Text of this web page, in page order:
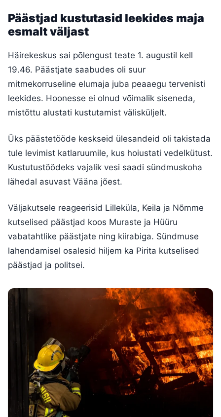
Päästjad kustutasid leekides maja
esmalt väljast
Häirekeskus sai põlengust teate 1. augustil kell
19.46. Päästjate saabudes oli suur
mitmekorruseline elumaja juba peaaegu tervenisti
leekides. Hoonesse ei olnud võimalik siseneda,
mistõttu alustati kustutamist välisküljelt.
Üks päästetööde keskseid ülesandeid oli takistada
tule levimist katlaruumile, kus hoiustati vedelkütust.
Kustutustöödeks vajalik vesi saadi sündmuskoha
lähedal asuvast Vääna jõest.
Väljakutsele reageerisid Lilleküla, Keila ja Nõmme
kutselised päästjad koos Muraste ja Hüüru
vabatahtlike päästjate ning kiirabiga. Sündmuse
lahendamisel osalesid hiljem ka Pirita kutselised
päästjad ja politsei.